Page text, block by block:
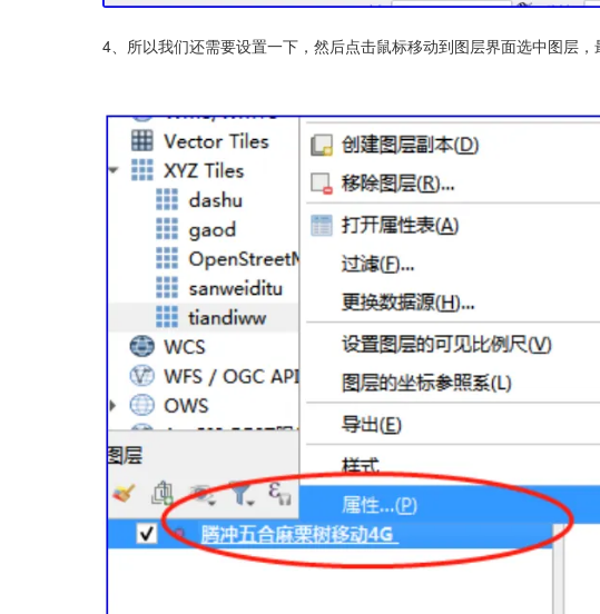
4、所以我们还需要设置一下，然后点击鼠标移动到图层界面选中图层，